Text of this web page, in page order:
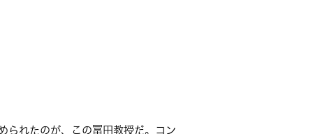
られたのが、この冨田教授だ。コン